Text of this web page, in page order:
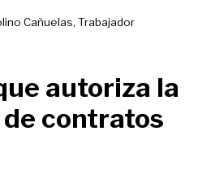
Cañuelas, Trabajador
autoriza la
contratos